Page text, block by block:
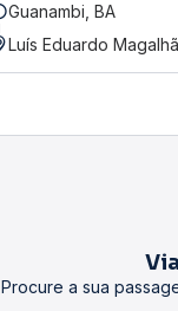
Guanambi, BA
Luís Eduardo
Procure a sua